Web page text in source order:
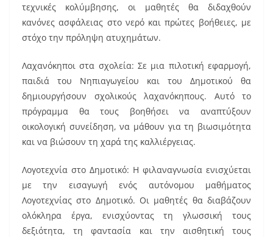
τεχνικές κολύμβησης, οι μαθητές θα διδαχθούν
κανόνες ασφάλειας στο νερό και πρώτες βοήθειες, με
στόχο την πρόληψη ατυχημάτων.
Λαχανόκηποι στα σχολεία: Σε μια πιλοτική εφαρμογή,
παιδιά του Νηπιαγωγείου και του Δημοτικού θα
δημιουργήσουν σχολικούς λαχανόκηπους. Αυτό το
πρόγραμμα θα τους βοηθήσει να αναπτύξουν
οικολογική συνείδηση, να μάθουν για τη βιωσιμότητα
και να βιώσουν τη χαρά της καλλιέργειας.
Λογοτεχνία στο Δημοτικό: Η φιλαναγνωσία ενισχύεται
με την εισαγωγή ενός αυτόνομου μαθήματος
Λογοτεχνίας στο Δημοτικό. Οι μαθητές θα διαβάζουν
ολόκληρα έργα, ενισχύοντας τη γλωσσική τους
δεξιότητα, τη φαντασία και την αισθητική τους